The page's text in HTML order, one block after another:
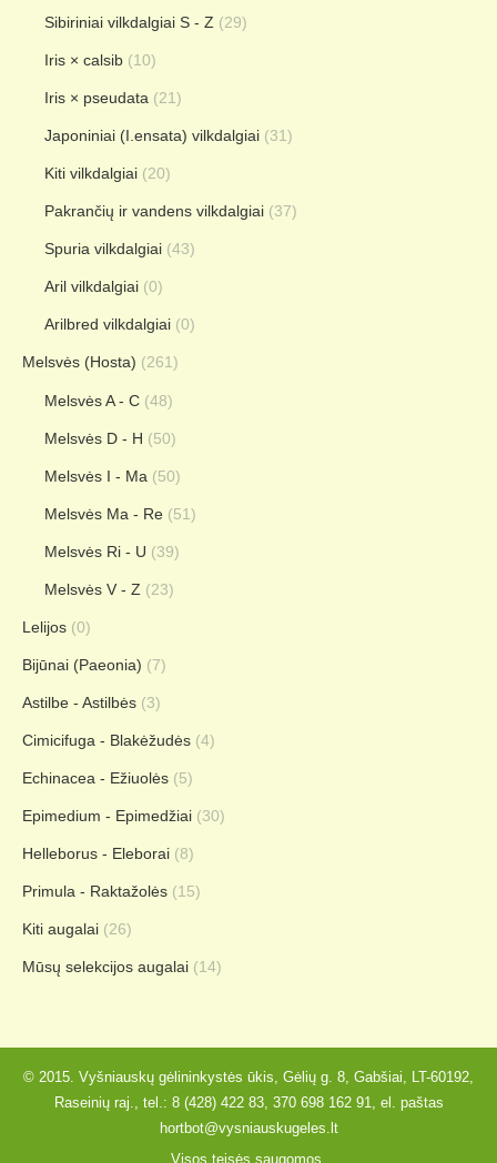
Sibiriniai vilkdalgiai S - Z (29)
Iris × calsib (10)
Iris × pseudata (21)
Japoniniai (I.ensata) vilkdalgiai (31)
Kiti vilkdalgiai (20)
Pakrančių ir vandens vilkdalgiai (37)
Spuria vilkdalgiai (43)
Aril vilkdalgiai (0)
Arilbred vilkdalgiai (0)
Melsvės (Hosta) (261)
Melsvės A - C (48)
Melsvės D - H (50)
Melsvės I - Ma (50)
Melsvės Ma - Re (51)
Melsvės Ri - U (39)
Melsvės V - Z (23)
Lelijos (0)
Bijūnai (Paeonia) (7)
Astilbe - Astilbės (3)
Cimicifuga - Blakėžudės (4)
Echinacea - Ežiuolės (5)
Epimedium - Epimedžiai (30)
Helleborus - Eleborai (8)
Primula - Raktažolės (15)
Kiti augalai (26)
Mūsų selekcijos augalai (14)
© 2015. Vyšniauskų gėlininkystės ūkis, Gėlių g. 8, Gabšiai, LT-60192,
Raseinių raj., tel.: 8 (428) 422 83, 370 698 162 91 , el. paštas
hortbot@vysniauskugeles.lt
Visos teisės saugomos.